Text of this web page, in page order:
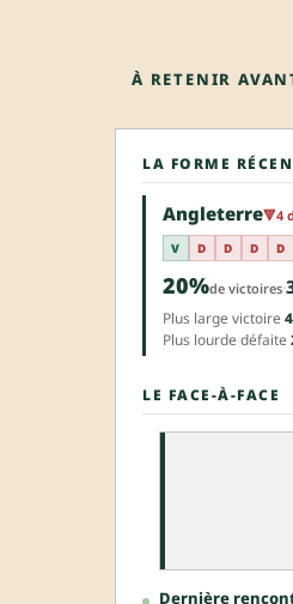
À RETENIR
LA FORME
Angleterre🔻4
V D D D D
20%de victoires·
Plus large victoire
Plus lourde défaite
LE FACE-À-FACE
Dernière